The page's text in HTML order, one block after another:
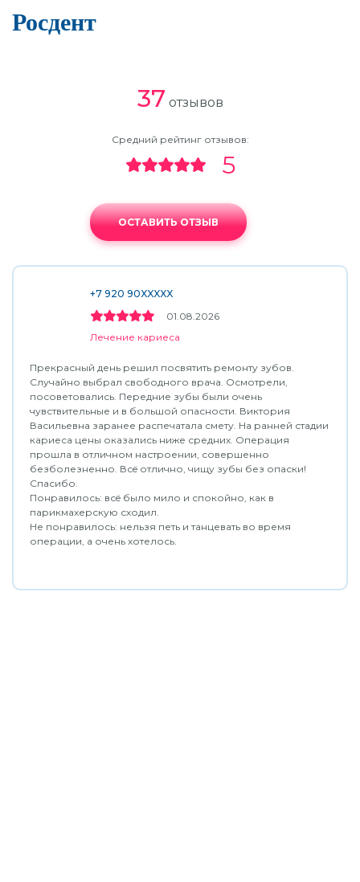
Росдент
37 отзывов
Средний рейтинг отзывов:
5
ОСТАВИТЬ ОТЗЫВ
+7 920 90XXXXX
01.08.2026
Лечение кариеса
Прекрасный день решил посвятить ремонту зубов.
Случайно выбрал свободного врача. Осмотрели,
посоветовались. Передние зубы были очень
чувствительные и в большой опасности. Виктория
Васильевна заранее распечатала смету. На ранней стадии
кариеса цены оказались ниже средних. Операция
прошла в отличном настроении, совершенно
безболезненно. Всë отлично, чищу зубы без опаски!
Спасибо.
Понравилось: всë было мило и спокойно, как в
парикмахерскую сходил.
Не понравилось: нельзя петь и танцевать во время
операции, а очень хотелось.